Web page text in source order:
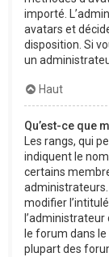
importé.
avatars et
disposition. Si
un
Haut
Qu’est-ce que
Les rangs, qui
indiquent le
certains
modifier
le forum dans
plupart des